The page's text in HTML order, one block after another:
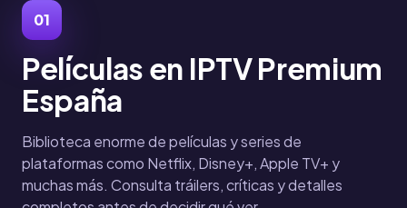
01
Películas en IPTV Premium
España
Biblioteca enorme de películas y series de
plataformas como Netflix, Disney+, Apple TV+ y
muchas más. Consulta tráilers, críticas y detalles